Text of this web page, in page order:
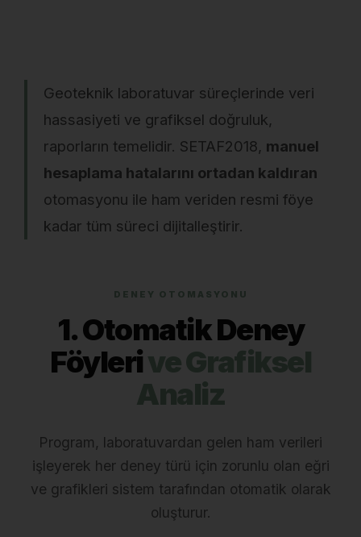
Geoteknik laboratuvar süreçlerinde veri
hassasiyeti ve grafiksel doğruluk,
raporların temelidir. SETAF2018, manuel
hesaplama hatalarını ortadan kaldıran
otomasyonu ile ham veriden resmi föye
kadar tüm süreci dijitalleştirir.
DENEY OTOMASYONU
1. Otomatik Deney
Föylerive Grafiksel
Analiz
Program, laboratuvardan gelen ham verileri
işleyerek her deney türü için zorunlu olan eğri
ve grafikleri sistem tarafından otomatik olarak
oluşturur.